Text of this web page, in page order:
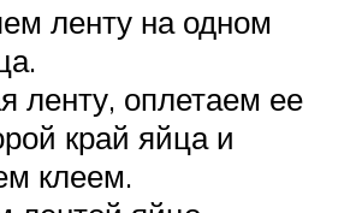
ленту на одном
ленту, оплетаем ее
край яйца и
клеем.